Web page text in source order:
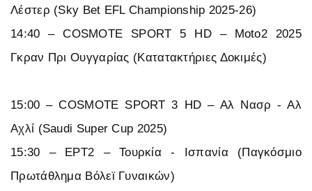
Λέστερ (Sky Bet EFL Championship 2025-26)
14:40 – COSMOTE SPORT 5 HD – Moto2 2025
Γκραν Πρι Ουγγαρίας (Κατατακτήριες Δοκιμές)
15:00 – COSMOTE SPORT 3 HD – Αλ Νασρ - Αλ
Αχλί (Saudi Super Cup 2025)
15:30 – ΕΡΤ2 – Τουρκία - Ισπανία (Παγκόσμιο
Πρωτάθλημα Βόλεϊ Γυναικών)